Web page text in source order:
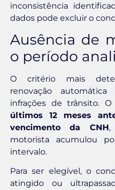
inconsistência
dados pode excluir o
Ausência de
o período
O critério mais
renovação
infrações de trânsito.
últimos 12 meses
vencimento da CNH,
motorista acumulou
intervalo.
Para ser elegível, o
atingido ou